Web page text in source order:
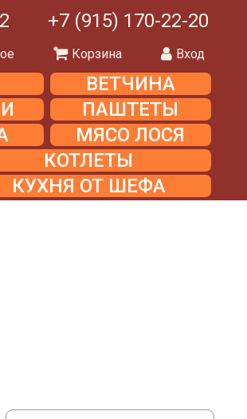
+7 (915) 170-22-20
Корзина Вход
ВЕТЧИНА
ПАШТЕТЫ
МЯСО ЛОСЯ
КОТЛЕТЫ
КУХНЯ ОТ ШЕФА